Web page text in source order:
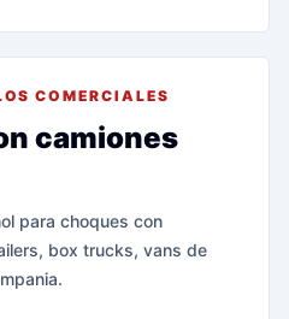
COMERCIALES
camiones
para choques con
box trucks, vans de